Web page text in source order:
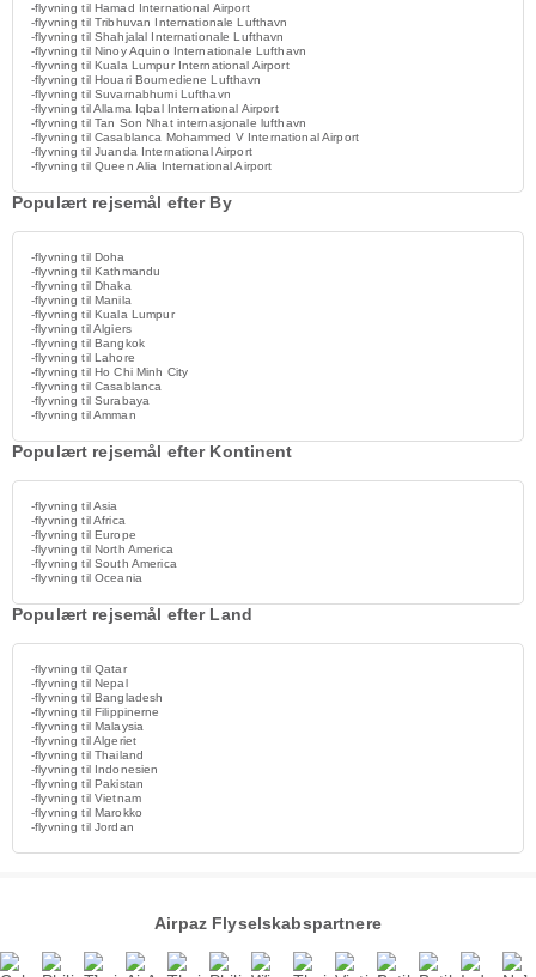
-flyvning til Hamad International Airport
-flyvning til Tribhuvan Internationale Lufthavn
-flyvning til Shahjalal Internationale Lufthavn
-flyvning til Ninoy Aquino Internationale Lufthavn
-flyvning til Kuala Lumpur International Airport
-flyvning til Houari Boumediene Lufthavn
-flyvning til Suvarnabhumi Lufthavn
-flyvning til Allama Iqbal International Airport
-flyvning til Tan Son Nhat internasjonale lufthavn
-flyvning til Casablanca Mohammed V International Airport
-flyvning til Juanda International Airport
-flyvning til Queen Alia International Airport
Populært rejsemål efter By
-flyvning til Doha
-flyvning til Kathmandu
-flyvning til Dhaka
-flyvning til Manila
-flyvning til Kuala Lumpur
-flyvning til Algiers
-flyvning til Bangkok
-flyvning til Lahore
-flyvning til Ho Chi Minh City
-flyvning til Casablanca
-flyvning til Surabaya
-flyvning til Amman
Populært rejsemål efter Kontinent
-flyvning til Asia
-flyvning til Africa
-flyvning til Europe
-flyvning til North America
-flyvning til South America
-flyvning til Oceania
Populært rejsemål efter Land
-flyvning til Qatar
-flyvning til Nepal
-flyvning til Bangladesh
-flyvning til Filippinerne
-flyvning til Malaysia
-flyvning til Algeriet
-flyvning til Thailand
-flyvning til Indonesien
-flyvning til Pakistan
-flyvning til Vietnam
-flyvning til Marokko
-flyvning til Jordan
Airpaz Flyselskabspartnere